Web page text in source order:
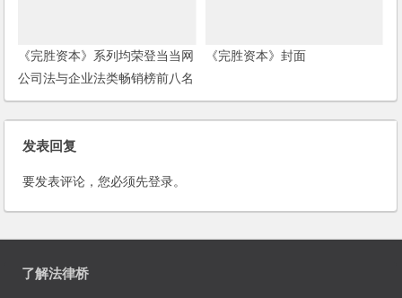
《完胜资本》系列均荣登当当网
公司法与企业法类畅销榜前八名
《完胜资本》封面
发表回复
要发表评论，您必须先登录。
了解法律桥